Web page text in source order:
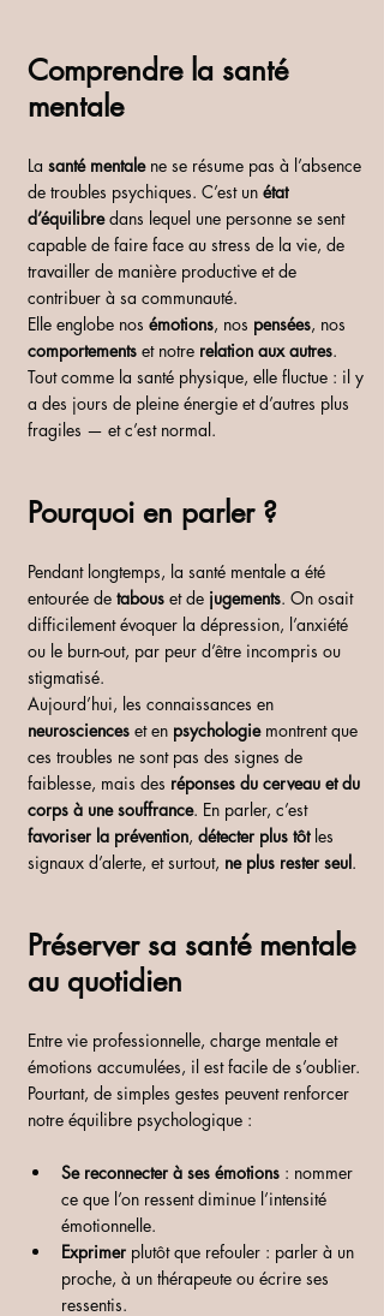
Comprendre la santé
mentale
La santé mentale ne se résume pas à l’absence
de troubles psychiques. C’est un état
d’équilibre dans lequel une personne se sent
capable de faire face au stress de la vie, de
travailler de manière productive et de
contribuer à sa communauté.
Elle englobe nos émotions, nos pensées, nos
comportements et notre relation aux autres.
Tout comme la santé physique, elle fluctue : il y
a des jours de pleine énergie et d’autres plus
fragiles — et c’est normal.
Pourquoi en parler ?
Pendant longtemps, la santé mentale a été
entourée de tabous et de jugements. On osait
difficilement évoquer la dépression, l’anxiété
ou le burn-out, par peur d’être incompris ou
stigmatisé.
Aujourd’hui, les connaissances en
neurosciences et en psychologie montrent que
ces troubles ne sont pas des signes de
faiblesse, mais des réponses du cerveau et du
corps à une souffrance. En parler, c’est
favoriser la prévention, détecter plus tôt les
signaux d’alerte, et surtout, ne plus rester seul.
Préserver sa santé mentale
au quotidien
Entre vie professionnelle, charge mentale et
émotions accumulées, il est facile de s’oublier.
Pourtant, de simples gestes peuvent renforcer
notre équilibre psychologique :
Se reconnecter à ses émotions : nommer
ce que l’on ressent diminue l’intensité
émotionnelle.
Exprimer plutôt que refouler : parler à un
proche, à un thérapeute ou écrire ses
ressentis.